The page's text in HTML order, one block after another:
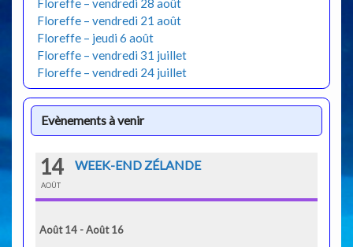
Floreffe – vendredi 28 août
Floreffe – vendredi 21 août
Floreffe – jeudi 6 août
Floreffe – vendredi 31 juillet
Floreffe – vendredi 24 juillet
Evènements à venir
14
AOÛT
WEEK-END ZÉLANDE
Août 14 - Août 16